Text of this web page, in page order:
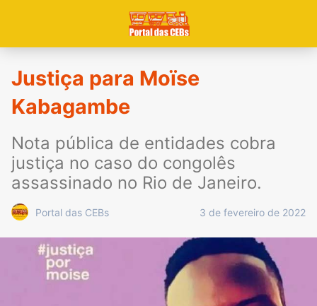
Justiça para Moïse
Kabagambe
Nota pública de entidades cobra
justiça no caso do congolês
assassinado no Rio de Janeiro.
Portal das CEBs 3 de fevereiro de 2022